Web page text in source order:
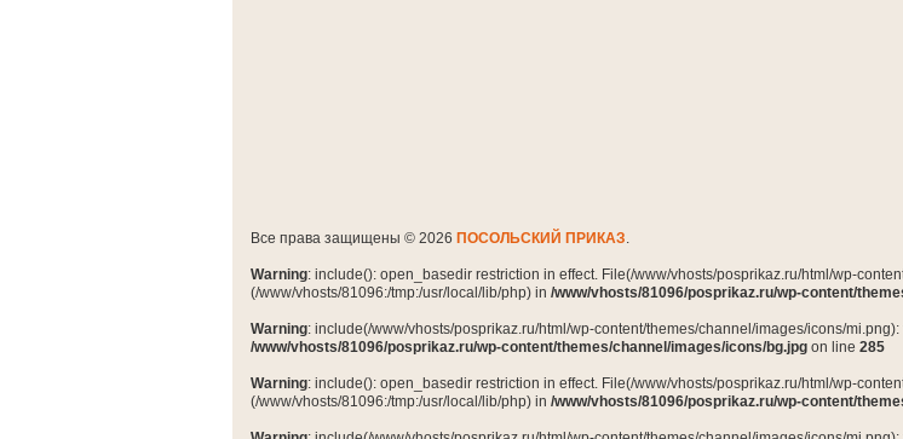
Все права защищены © 2026 ПОСОЛЬСКИЙ ПРИКАЗ.
Warning: include(): open_basedir restriction in effect. File(/www/vhosts/posprikaz.ru/html/wp-
(/www/vhosts/81096:/tmp:/usr/local/lib/php) in /www/vhosts/81096/posprikaz.ru/wp-content/
Warning: include(/www/vhosts/posprikaz.ru/html/wp-content/themes/channel/images/icons/
/www/vhosts/81096/posprikaz.ru/wp-content/themes/channel/images/icons/bg.jpg on line 285
Warning: include(): open_basedir restriction in effect. File(/www/vhosts/posprikaz.ru/html/wp-
(/www/vhosts/81096:/tmp:/usr/local/lib/php) in /www/vhosts/81096/posprikaz.ru/wp-content/